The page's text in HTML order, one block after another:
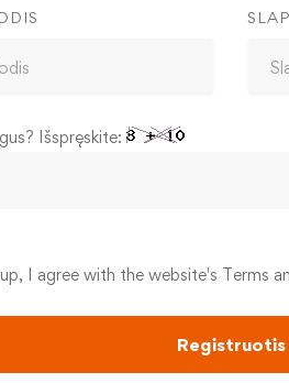
Išspręskite:
I agree with the website's Terms
Registruotis